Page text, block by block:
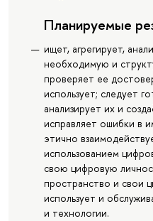
Планируемые
ищет, агрегирует,
необходимую и
проверяет ее
использует; следует
анализирует их и
исправляет ошибки в
этично
использованием
свою цифровую
пространство и свои
использует и
и технологии.